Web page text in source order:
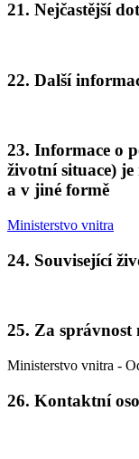
21. Nejčastější
22. Další
23. Informace o
životní situace)
a v jiné formě
Ministerstvo vnitra
24. Související
25. Za
Ministerstvo vnitra -
26. Kontaktní